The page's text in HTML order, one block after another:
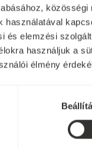
használatával
és elemzési
használjuk a
élmény
és az akut/